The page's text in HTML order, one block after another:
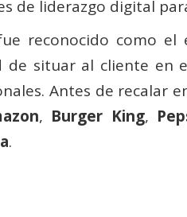
de liderazgo digital
reconocido como
de situar al cliente en
Antes de recalar
, Burger King,
.